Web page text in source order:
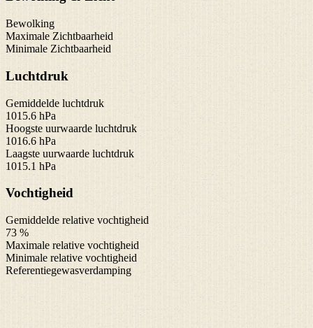
Bewolking
Maximale Zichtbaarheid
Minimale Zichtbaarheid
Luchtdruk
Gemiddelde luchtdruk
1015.6 hPa
Hoogste uurwaarde luchtdruk
1016.6 hPa
Laagste uurwaarde luchtdruk
1015.1 hPa
Vochtigheid
Gemiddelde relative vochtigheid
73 %
Maximale relative vochtigheid
Minimale relative vochtigheid
Referentiegewasverdamping